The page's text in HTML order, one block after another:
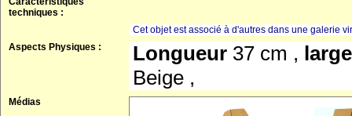
techniques :
Cet objet est associé à d'autres dans une galerie
Aspects Physiques :
Longueur 37 cm ,
Beige ,
Médias